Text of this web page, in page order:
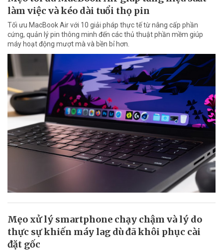
làm việc và kéo dài tuổi thọ pin
Tối ưu MacBook Air với 10 giải pháp thực tế từ nâng cấp phần
cứng, quản lý pin thông minh đến các thủ thuật phần mềm giúp
máy hoạt động mượt mà và bền bỉ hơn.
Mẹo xử lý smartphone chạy chậm và lý do
thực sự khiến máy lag dù đã khôi phục cài
đặt gốc